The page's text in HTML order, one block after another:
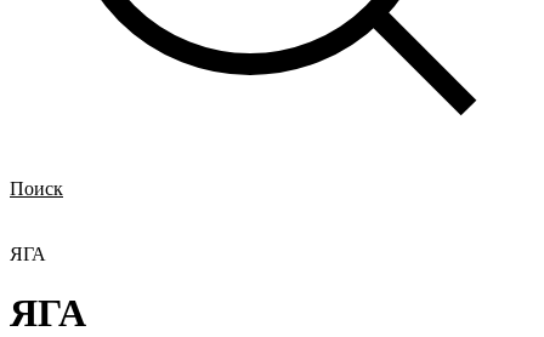
Поиск
ЯГА
ЯГА